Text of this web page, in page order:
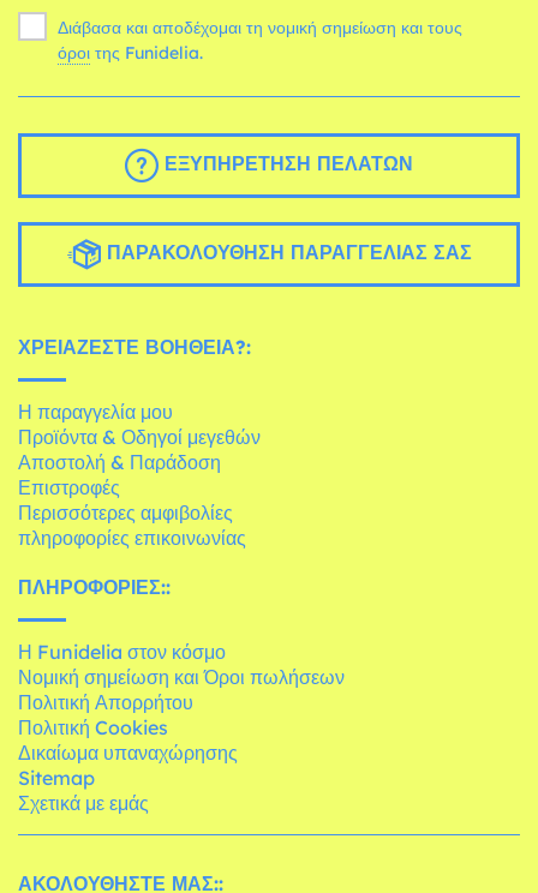
Διάβασα και αποδέχομαι τη νομική σημείωση και τους
όροι της Funidelia.
ΕΞΥΠΗΡΈΤΗΣΗ ΠΕΛΑΤΏΝ
ΠΑΡΑΚΟΛΟΎΘΗΣΗ ΠΑΡΑΓΓΕΛΊΑΣ ΣΑΣ
ΧΡΕΙΆΖΕΣΤΕ ΒΟΉΘΕΙΑ?:
Η παραγγελία μου
Προϊόντα & Οδηγοί μεγεθών
Αποστολή & Παράδοση
Επιστροφές
Περισσότερες αμφιβολίες
πληροφορίες επικοινωνίας
ΠΛΗΡΟΦΟΡΊΕΣ::
Η Funidelia στον κόσμο
Νομική σημείωση και Όροι πωλήσεων
Πολιτική Απορρήτου
Πολιτική Cookies
Δικαίωμα υπαναχώρησης
Sitemap
Σχετικά με εμάς
ΑΚΟΛΟΥΘΉΣΤΕ ΜΑΣ::